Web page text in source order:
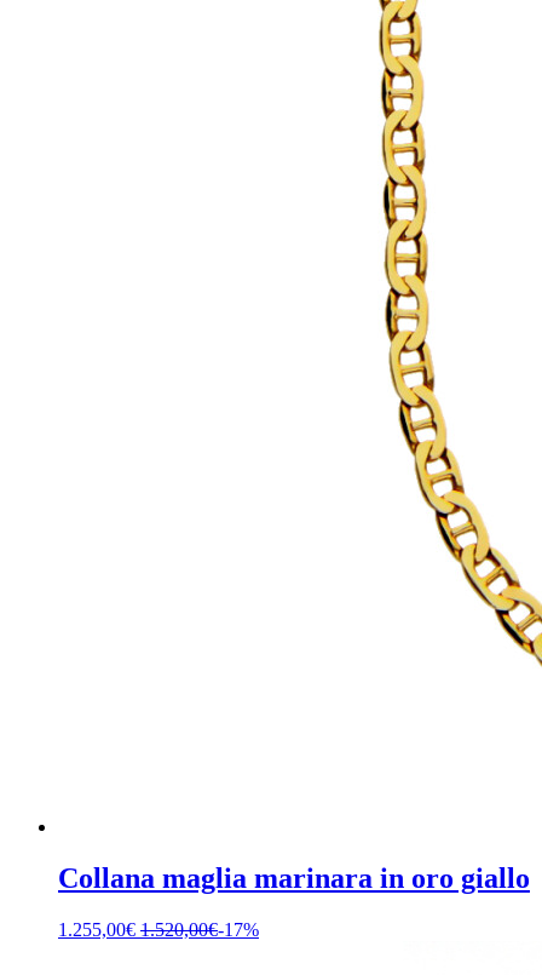
Collana maglia marinara in oro giallo
1.255,00€ 1.520,00€-17%